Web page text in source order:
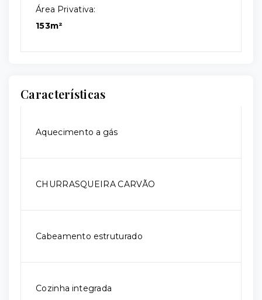
Área Privativa:
153m²
Características
Aquecimento a gás
CHURRASQUEIRA CARVÃO
Cabeamento estruturado
Cozinha integrada